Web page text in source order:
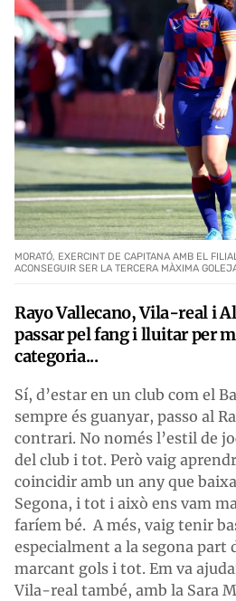
MORATÓ, EXERCINT DE CAPITANA AMB EL
ACONSEGUIR SER LA TERCERA MÀXIMA
Rayo Vallecano, Vila-real i
passar pel fang i lluitar per
categoria...
Sí, d’estar en un club com el
sempre és guanyar, passo al
contrari. No només l’estil de
del club i tot. Però vaig
coincidir amb un any que
Segona, i tot i això ens vam
faríem bé. A més, vaig tenir
especialment a la segona part
marcant gols i tot. Em va
Vila-real també, amb la Sara